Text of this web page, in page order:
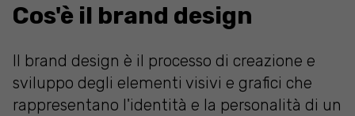
Cos'è il brand design
Il brand design è il processo di creazione e
sviluppo degli elementi visivi e grafici che
rappresentano l'identità e la personalità di un